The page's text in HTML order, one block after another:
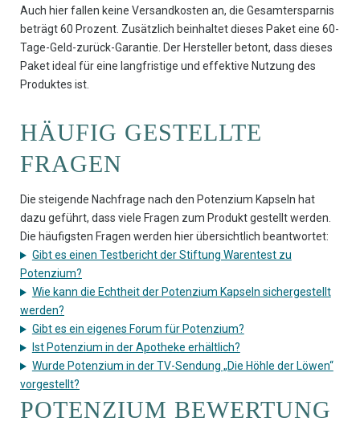
Auch hier fallen keine Versandkosten an, die Gesamtersparnis
beträgt 60 Prozent. Zusätzlich beinhaltet dieses Paket eine 60-
Tage-Geld-zurück-Garantie. Der Hersteller betont, dass dieses
Paket ideal für eine langfristige und effektive Nutzung des
Produktes ist.
HÄUFIG GESTELLTE
FRAGEN
Die steigende Nachfrage nach den Potenzium Kapseln hat
dazu geführt, dass viele Fragen zum Produkt gestellt werden.
Die häufigsten Fragen werden hier übersichtlich beantwortet:
Gibt es einen Testbericht der Stiftung Warentest zu
Potenzium?
Wie kann die Echtheit der Potenzium Kapseln sichergestellt
werden?
Gibt es ein eigenes Forum für Potenzium?
Ist Potenzium in der Apotheke erhältlich?
Wurde Potenzium in der TV-Sendung „Die Höhle der Löwen“
vorgestellt?
POTENZIUM BEWERTUNG